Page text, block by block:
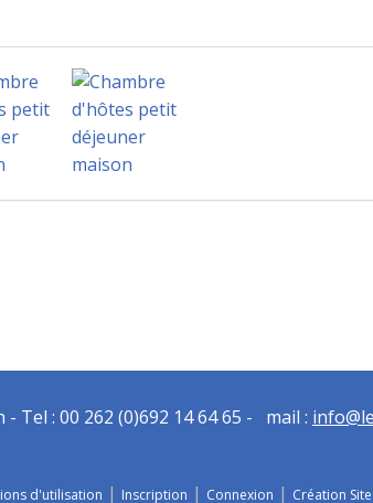
Tel : 00 262 (0)692 14 64 65 - mail :
d'utilisation | Inscription | Connexion | Création